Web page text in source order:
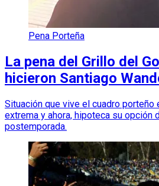
Pena Porteña
La pena del Grillo del
hicieron Santiago
Situación que vive el cuadro porteño
extrema y ahora, hipoteca su opción
postemporada.